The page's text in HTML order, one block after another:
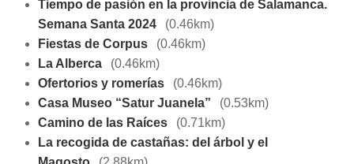
Tiempo de pasión en la provincia de Salamanca.
Semana Santa 2024
(0.46km)
Fiestas de Corpus
(0.46km)
La Alberca
(0.46km)
Ofertorios y romerías
(0.46km)
Casa Museo “Satur Juanela”
(0.53km)
Camino de las Raíces
(0.71km)
La recogida de castañas: del árbol y el